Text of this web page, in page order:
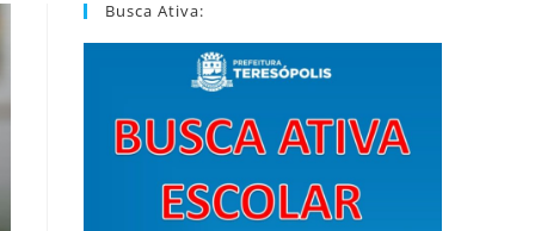
Busca Ativa: